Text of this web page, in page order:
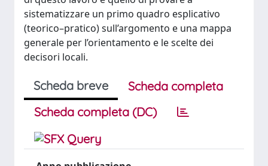
sistematizzare un primo quadro esplicativo
(teorico–pratico) sull’argomento e una mappa
generale per l’orientamento e le scelte dei
decisori locali.
Scheda breve
Scheda completa
Scheda completa (DC)